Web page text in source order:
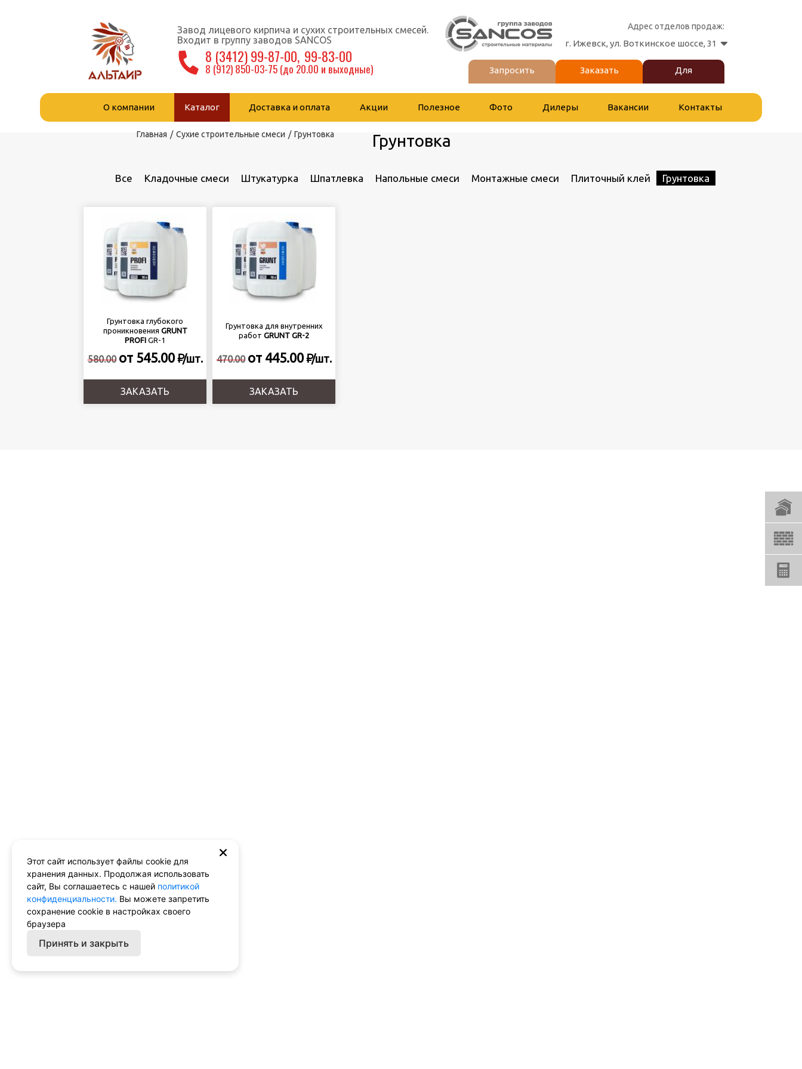
Завод лицевого кирпича и сухих строительных смесей.
Входит в группу заводов SANCOS
8 (3412) 99-87-00, 99-83-00
8 (912) 850-03-75 (до 20.00 и выходные)
Адрес отделов продаж:
г. Ижевск, ул. Воткинское шоссе, 31
Запросить
Заказать
Для
О компании
Каталог Доставка и оплата Акции Полезное Фото Дилеры Вакансии Контакты
Главная / Сухие строительные смеси / Грунтовка Грунтовка
Все Кладочные смеси Штукатурка Шпатлевка Напольные смеси Монтажные смеси Плиточный клей Грунтовка
Грунтовка глубокого
проникновения GRUNT
PROFI GR-1
580.00 от 545.00о/шт.
ЗАКАЗАТЬ
Грунтовка для внутренних
работ GRUNT GR-2
470.00 от 445.00о/шт.
ЗАКАЗАТЬ
Этот сайт использует файлы cookie для
хранения данных. Продолжая использовать
сайт, Вы соглашаетесь с нашей политикой
конфиденциальности. Вы можете запретить
сохранение cookie в настройках своего
браузера
Принять и закрыть